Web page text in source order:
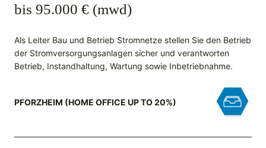
bis 95.000 € (mwd)
Als Leiter Bau und Betrieb Stromnetze stellen Sie den Betrieb
der Stromversorgungsanlagen sicher und verantworten
Betrieb, Instandhaltung, Wartung sowie Inbetriebnahme.
PFORZHEIM (HOME OFFICE UP TO 20%)